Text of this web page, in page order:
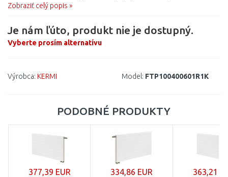
Zobraziť celý popis »
Je nám ľúto, produkt nie je dostupný.
Vyberte prosím alternatívu
Výrobca: KERMI Model: FTP100400601R1K
PODOBNÉ PRODUKTY
377,39 EUR 334,86 EUR 363,21